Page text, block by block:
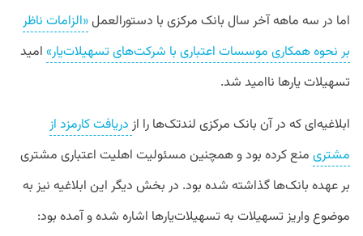
اما در سه ماهه آخر سال بانک مرکزی با دستورالعمل«الزامات ناظر
بر نحوه همکاری موسسات اعتباری با شرکت‌های تسهیلات‌یار» امید
تسهیلات یارها ناامید شد.
ابلاغیه‌ای که در آن بانک مرکزی لندتک‌ها را از دریافت کارمزد از
مشتری منع کرده بود و همچنین مسئولیت اهلیت اعتباری مشتری
بر عهده بانک‌‌ها گذاشته شده بود. در بخش دیگر این ابلاغیه نیز به
موضوع واریز تسهیلات به تسهیلات‌یارها اشاره شده و آمده بود: